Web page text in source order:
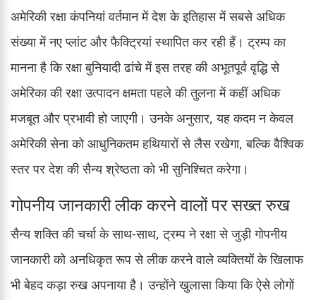
अमेरिकी रक्षा कंपनियां वर्तमान में देश के इतिहास में सबसे अधिक
संख्या में नए प्लांट और फैक्ट्रियां स्थापित कर रही हैं। ट्रम्प का
मानना है कि रक्षा बुनियादी ढांचे में इस तरह की अभूतपूर्व वृद्धि से
अमेरिका की रक्षा उत्पादन क्षमता पहले की तुलना में कहीं अधिक
मजबूत और प्रभावी हो जाएगी। उनके अनुसार, यह कदम न केवल
अमेरिकी सेना को आधुनिकतम हथियारों से लैस रखेगा, बल्कि वैश्विक
स्तर पर देश की सैन्य श्रेष्ठता को भी सुनिश्चित करेगा।
गोपनीय जानकारी लीक करने वालों पर सख्त रुख
सैन्य शक्ति की चर्चा के साथ-साथ, ट्रम्प ने रक्षा से जुड़ी गोपनीय
जानकारी को अनधिकृत रूप से लीक करने वाले व्यक्तियों के खिलाफ
भी बेहद कड़ा रुख अपनाया है। उन्होंने खुलासा किया कि ऐसे लोगों